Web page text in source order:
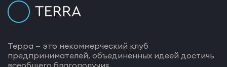
Терра — это некоммерческий клуб
предпринимателей, объединённых идеей достичь